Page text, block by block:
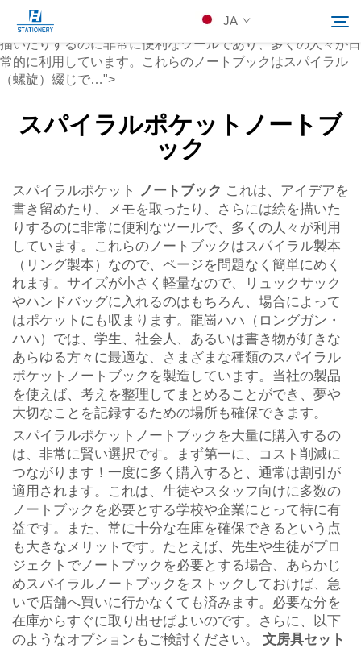
ノートブック
は、アイデアを書き留めたり、メモを取ったり、さらには絵を
描いたりするのに非常に便利なツールであり、多くの人々が日
常的に利用しています。これらのノートブックはスパイラル
（螺旋）綴じで…">
JA
カスタムソリューション
リソース
Kontakuto Us
検索
スパイラルポケットノートブ
ック
スパイラルポケット ノートブック これは、アイデアを
書き留めたり、メモを取ったり、さらには絵を描いた
りするのに非常に便利なツールで、多くの人々が利用
しています。これらのノートブックはスパイラル製本
（リング製本）なので、ページを問題なく簡単にめく
れます。サイズが小さく軽量なので、リュックサック
やハンドバッグに入れるのはもちろん、場合によって
はポケットにも収まります。龍崗ハハ（ロングガン・
ハハ）では、学生、社会人、あるいは書き物が好きな
あらゆる方々に最適な、さまざまな種類のスパイラル
ポケットノートブックを製造しています。当社の製品
を使えば、考えを整理してまとめることができ、夢や
大切なことを記録するための場所も確保できます。
スパイラルポケットノートブックを大量に購入するの
は、非常に賢い選択です。まず第一に、コスト削減に
つながります！一度に多く購入すると、通常は割引が
適用されます。これは、生徒やスタッフ向けに多数の
ノートブックを必要とする学校や企業にとって特に有
益です。また、常に十分な在庫を確保できるという点
も大きなメリットです。たとえば、先生や生徒がプロ
ジェクトでノートブックを必要とする場合、あらかじ
めスパイラルノートブックをストックしておけば、急
いで店舗へ買いに行かなくても済みます。必要な分を
在庫からすぐに取り出せばよいのです。さらに、以下
のようなオプションもご検討ください。 文房具セット